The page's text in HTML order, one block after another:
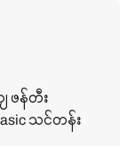
ဖန်တီး
သင်တန်း